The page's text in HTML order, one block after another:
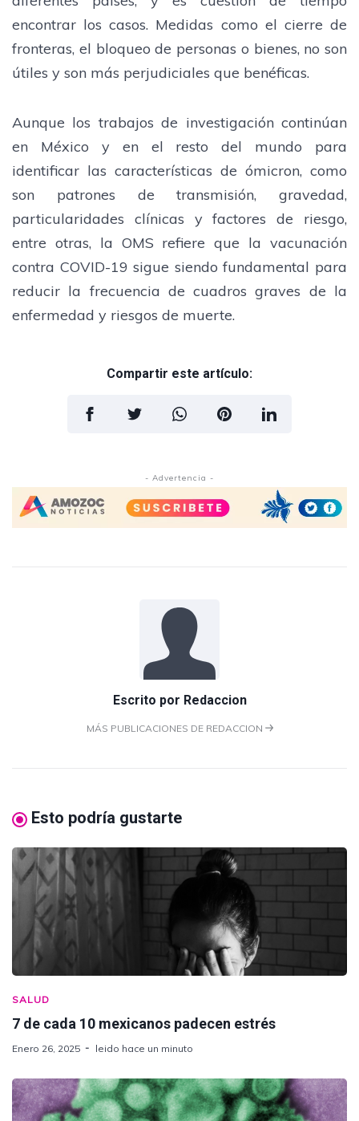
encontrar los casos. Medidas como el cierre de
fronteras, el bloqueo de personas o bienes, no son
útiles y son más perjudiciales que benéficas.
Aunque los trabajos de investigación continúan
en México y en el resto del mundo para
identificar las características de ómicron, como
son patrones de transmisión, gravedad,
particularidades clínicas y factores de riesgo,
entre otras, la OMS refiere que la vacunación
contra COVID-19 sigue siendo fundamental para
reducir la frecuencia de cuadros graves de la
enfermedad y riesgos de muerte.
Compartir este artículo:
- Advertencia -
Escrito por Redaccion
MÁS PUBLICACIONES DE REDACCION
Esto podría gustarte
SALUD
7 de cada 10 mexicanos padecen estrés
Enero 26, 2025 leido hace un minuto